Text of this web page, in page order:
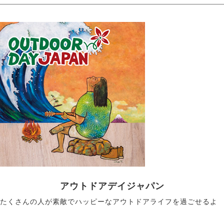
アウトドアデイジャパン
たくさんの人が素敵でハッピーなアウトドアライフを過ごせるよ